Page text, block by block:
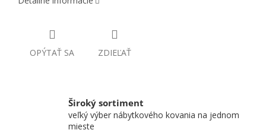
OPÝTAŤ SA ZDIEĽAŤ
Široký sortiment
veľký výber nábytkového kovania na jednom
mieste